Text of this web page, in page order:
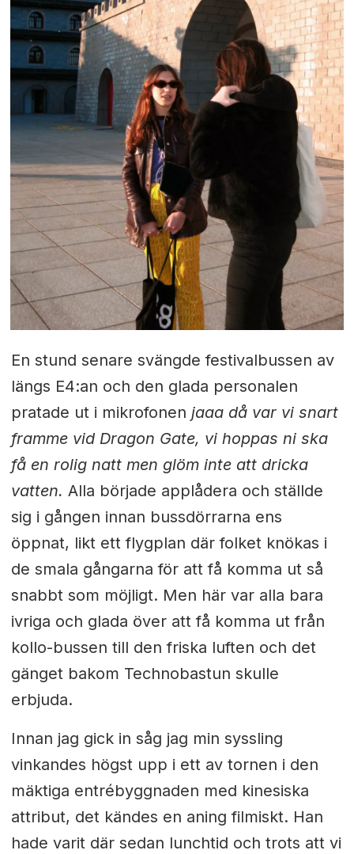
En stund senare svängde festivalbussen av
längs E4:an och den glada personalen
pratade ut i mikrofonen jaaa då var vi snart
framme vid Dragon Gate, vi hoppas ni ska
få en rolig natt men glöm inte att dricka
vatten. Alla började applådera och ställde
sig i gången innan bussdörrarna ens
öppnat, likt ett flygplan där folket knökas i
de smala gångarna för att få komma ut så
snabbt som möjligt. Men här var alla bara
ivriga och glada över att få komma ut från
kollo-bussen till den friska luften och det
gänget bakom Technobastun skulle
erbjuda.
Innan jag gick in såg jag min syssling
vinkandes högst upp i ett av tornen i den
mäktiga entrébyggnaden med kinesiska
attribut, det kändes en aning filmiskt. Han
hade varit där sedan lunchtid och trots att vi